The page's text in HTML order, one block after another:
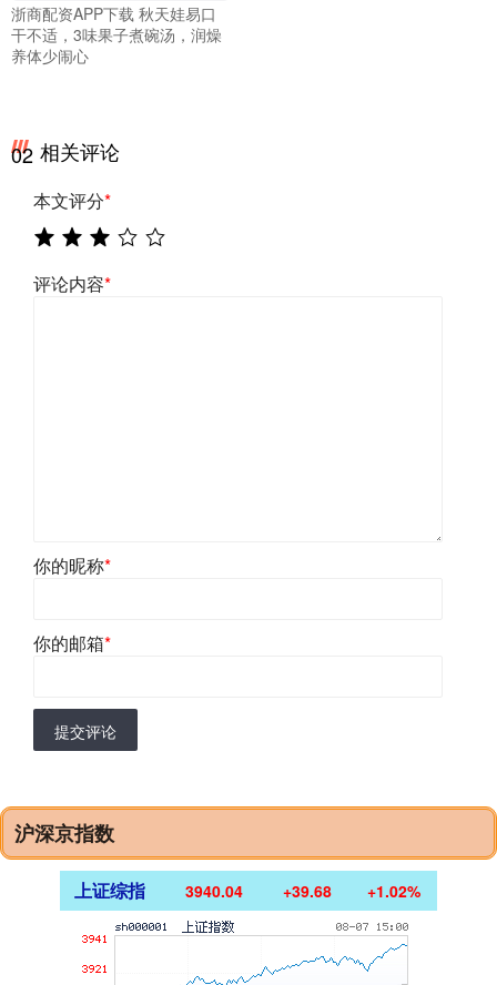
浙商配资APP下载 秋天娃易口
干不适，3味果子煮碗汤，润燥
养体少闹心
02 相关评论
本文评分*
评论内容*
你的昵称*
你的邮箱*
提交评论
沪深京指数
上证综指 3940.04 +39.68 +1.02%